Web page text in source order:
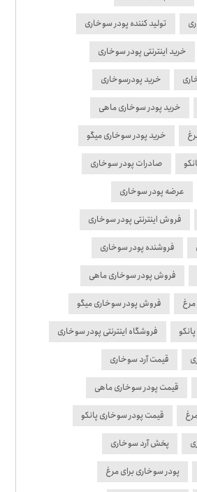
تولید کننده پودر سوخاری
خرید اینترنتی پودر سوخاری
خرید پودرسوخاری
خرید پودر سوخاری ماهی
خرید پودر سوخاری میگو
صادرات پودر سوخاری
عرضه پودر سوخاری
فروش اینترنتی پودر سوخاری
فروشنده پودر سوخاری
فروش پودر سوخاری ماهی
فروش پودر سوخاری میگو
فروشگاه اینترنتی پودر سوخاری
قیمت آرد سوخاری
قیمت پودر سوخاری ماهی
قیمت پودر سوخاری پانکو
پخش آرد سوخاری
پودر سوخاری برای مرغ